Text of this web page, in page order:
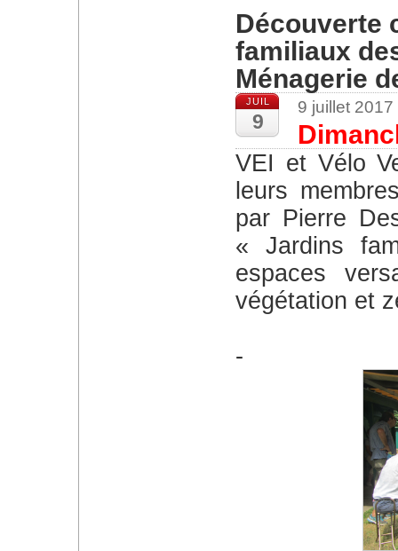
Découverte
familiaux
Ménagerie
JUIL
9
9 juillet
VEI et Vélo Versailles ont pu faire profiter à
leurs
par Pierre
« Jardins
espaces
végétation et